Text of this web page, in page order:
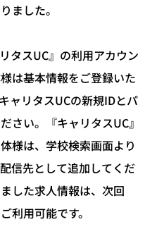
ました。
タスUC』の利用アカウン
は基本情報をご登録いた
ャリタスUCの新規IDとパ
さい。『キャリタスUC』
様は、学校検索画面より
信先として追加してくだ
した求人情報は、次回
利用可能です。